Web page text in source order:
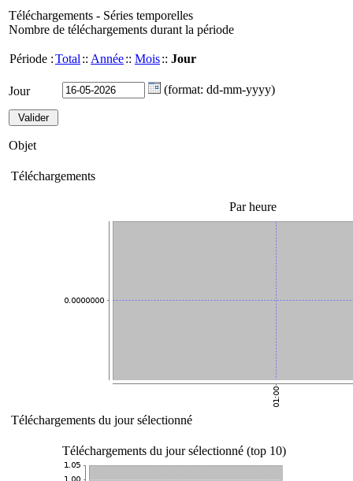
Téléchargements - Séries temporelles
Nombre de téléchargements durant la période
Période :Total :: Année:: Mois:: Jour
Jour (format: dd-mm-yyyy)
Objet
Téléchargements
Par heure
Téléchargements du jour sélectionné
Téléchargements du jour sélectionné (top 10)